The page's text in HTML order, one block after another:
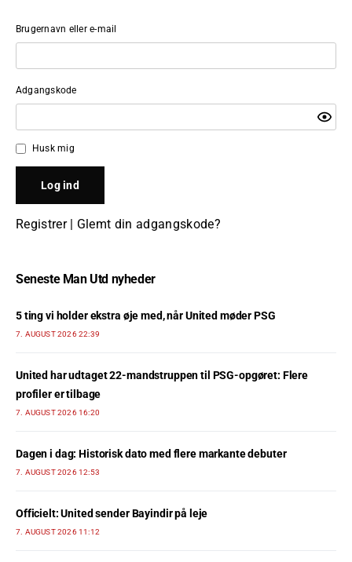
Brugernavn eller e-mail
Adgangskode
Husk mig
Registrer| Glemt din adgangskode?
Seneste Man Utd nyheder
5 ting vi holder ekstra øje med, når United møder PSG
7. AUGUST 2026 22:39
United har udtaget 22-mandstruppen til PSG-opgøret: Flere
profiler er tilbage
7. AUGUST 2026 16:20
Dagen i dag: Historisk dato med flere markante debuter
7. AUGUST 2026 12:53
Officielt: United sender Bayindir på leje
7. AUGUST 2026 11:12